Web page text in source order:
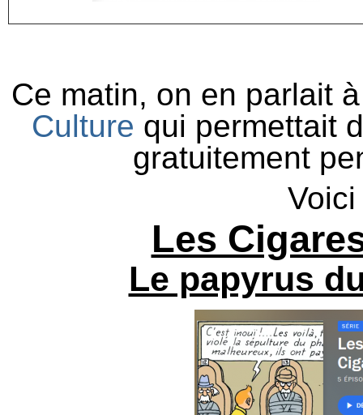
Ce matin, on en parlait
Culture qui permettait
gratuitement
Les
Le papyrus